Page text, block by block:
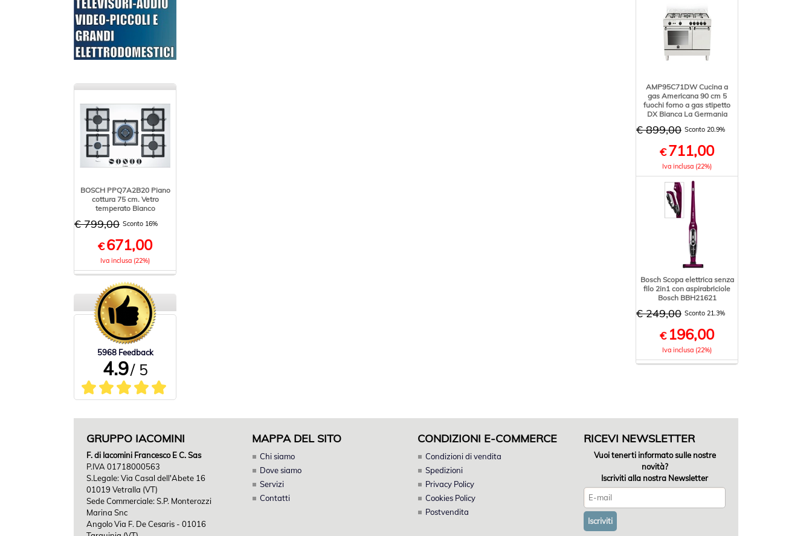
BOSCH PPQ7A2B20 Piano
cottura 75 cm. Vetro
temperato Bianco
€ 799,00 Sconto 16%
€671,00
Iva inclusa (22%)
5968 Feedback
4.9/ 5
AMP95C71DW Cucina a
gas Americana 90 cm 5
fuochi forno a gas stipetto
DX Bianca La Germania
€ 899,00 Sconto 20.9%
€711,00
Iva inclusa (22%)
Bosch Scopa elettrica senza
filo 2in1 con aspirabriciole
Bosch BBH21621
€ 249,00 Sconto 21.3%
€ 196,00
Iva inclusa (22%)
GRUPPO IACOMINI
F. di Iacomini Francesco E C. Sas
P.IVA 01718000563
S.Legale: Via Casal dell'Abete 16
01019 Vetralla (VT)
Sede Commerciale: S.P. Monterozzi
Marina Snc
Angolo Via F. De Cesaris - 01016
MAPPA DEL SITO
Chi siamo
Dove siamo
Servizi
Contatti
CONDIZIONI E-COMMERCE
Condizioni di vendita
Spedizioni
Privacy Policy
Cookies Policy
Postvendita
RICEVI NEWSLETTER
Vuoi tenerti informato sulle nostre
novità?
Iscriviti alla nostra Newsletter